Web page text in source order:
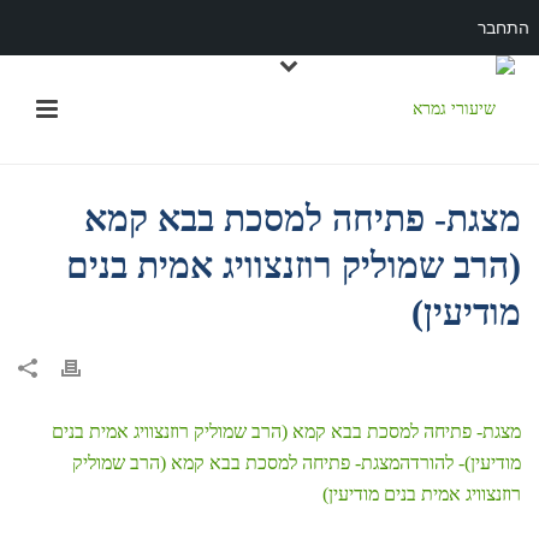
התחבר
מצגת- פתיחה למסכת בבא קמא
(הרב שמוליק רוזנצוויג אמית בנים
מודיעין)
מצגת- פתיחה למסכת בבא קמא (הרב שמוליק רוזנצוויג אמית בנים
מודיעין)- להורדהמצגת- פתיחה למסכת בבא קמא (הרב שמוליק
רוזנצוויג אמית בנים מודיעין)